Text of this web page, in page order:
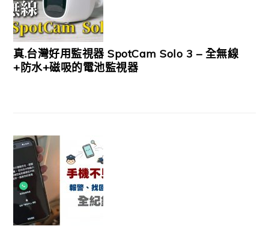
真.台灣好用監視器 SpotCam Solo 3 – 全無線
+防水+磁吸的電池監視器